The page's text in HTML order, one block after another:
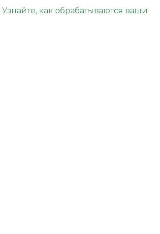
Узнайте, как обрабатываются ваши